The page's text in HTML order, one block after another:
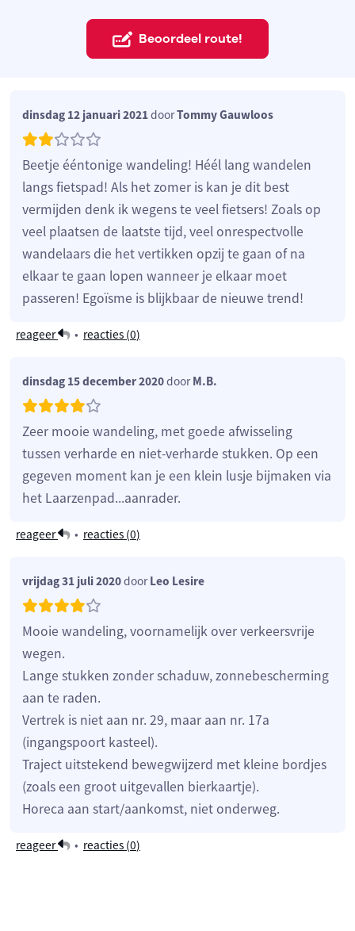
Beoordeel route!
dinsdag 12 januari 2021doorTommy Gauwloos
Beetje ééntonige wandeling! Héél lang wandelen
langs fietspad! Als het zomer is kan je dit best
vermijden denk ik wegens te veel fietsers! Zoals op
veel plaatsen de laatste tijd, veel onrespectvolle
wandelaars die het vertikken opzij te gaan of na
elkaar te gaan lopen wanneer je elkaar moet
passeren! Egoïsme is blijkbaar de nieuwe trend!
reageer • reacties (0)
dinsdag 15 december 2020doorM.B.
Zeer mooie wandeling, met goede afwisseling
tussen verharde en niet-verharde stukken. Op een
gegeven moment kan je een klein lusje bijmaken via
het Laarzenpad...aanrader.
reageer • reacties (0)
vrijdag 31 juli 2020doorLeo Lesire
Mooie wandeling, voornamelijk over verkeersvrije
wegen.
Lange stukken zonder schaduw, zonnebescherming
aan te raden.
Vertrek is niet aan nr. 29, maar aan nr. 17a
(ingangspoort kasteel).
Traject uitstekend bewegwijzerd met kleine bordjes
(zoals een groot uitgevallen bierkaartje).
Horeca aan start/aankomst, niet onderweg.
reageer • reacties (0)